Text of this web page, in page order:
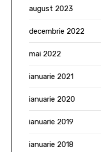
august 2023
decembrie 2022
mai 2022
ianuarie 2021
ianuarie 2020
ianuarie 2019
ianuarie 2018